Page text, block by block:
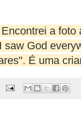
a
saw God
É uma